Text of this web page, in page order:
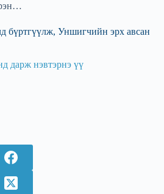
бүртгүүлж, Уншигчийн эрх авсан
дарж нэвтэрнэ үү